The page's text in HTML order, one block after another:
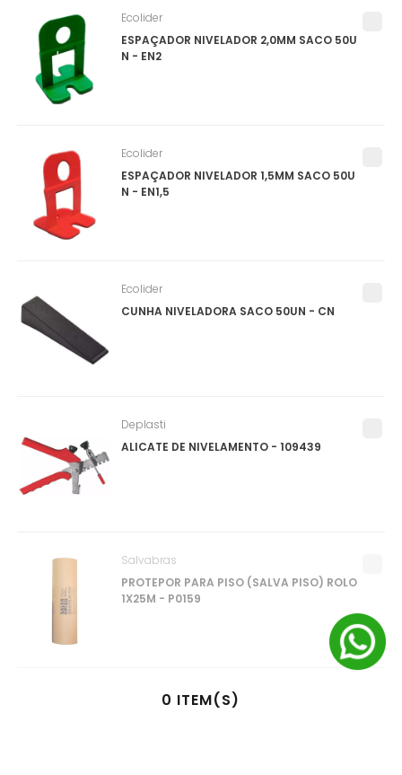
ESPAÇADOR NIVELADOR 2,0MM SACO 50U
N - EN2
Ecolider
ESPAÇADOR NIVELADOR 1,5MM SACO 50U
N - EN1,5
Ecolider
CUNHA NIVELADORA SACO 50UN - CN
Ecolider
ALICATE DE NIVELAMENTO - 109439
Deplasti
PROTEPOR PARA PISO (SALVA PISO) ROLO
1X25M - P0159
Salvabras
0 ITEM(S)